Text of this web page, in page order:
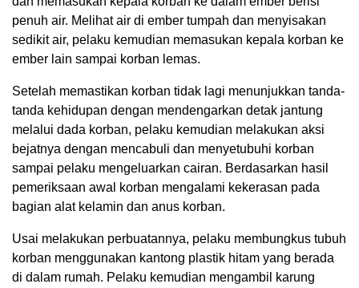
penuh air. Melihat air di ember tumpah dan menyisakan
sedikit air, pelaku kemudian memasukan kepala korban ke
ember lain sampai korban lemas.
Setelah memastikan korban tidak lagi menunjukkan tanda-
tanda kehidupan dengan mendengarkan detak jantung
melalui dada korban, pelaku kemudian melakukan aksi
bejatnya dengan mencabuli dan menyetubuhi korban
sampai pelaku mengeluarkan cairan. Berdasarkan hasil
pemeriksaan awal korban mengalami kekerasan pada
bagian alat kelamin dan anus korban.
Usai melakukan perbuatannya, pelaku membungkus tubuh
korban menggunakan kantong plastik hitam yang berada
di dalam rumah. Pelaku kemudian mengambil karung